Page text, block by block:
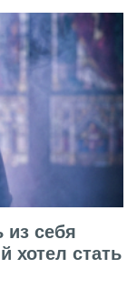
из себя
хотел стать